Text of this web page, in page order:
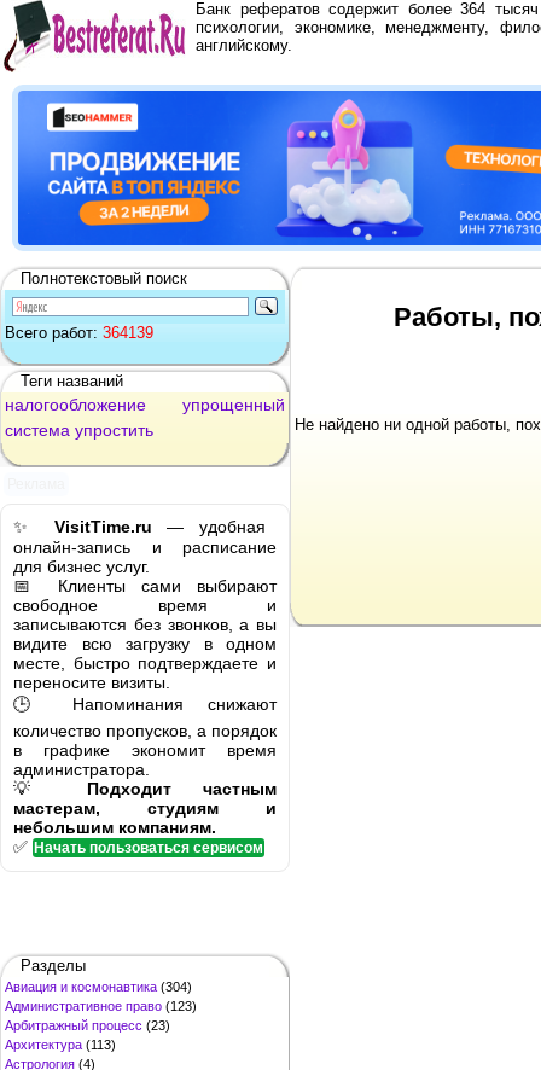
Банк рефератов содержит более 364
психологии, экономике, менеджменту,
английскому.
Полнотекстовый поиск
Всего работ: 364139
Теги названий
налогообложение
упрощенный
система упростить
✨ VisitTime.ru — удобная
онлайн-запись и расписание
для бизнес услуг.
📅 Клиенты сами выбирают
свободное время и
записываются без звонков, а вы
видите всю загрузку в одном
месте, быстро подтверждаете и
переносите визиты.
🕒 Напоминания снижают
количество пропусков, а порядок
в графике экономит время
администратора.
💡 Подходит частным
мастерам, студиям и
небольшим компаниям.
✅ Начать пользоваться сервисом
Разделы
Авиация и космонавтика (304)
Административное право (123)
Арбитражный процесс (23)
Архитектура (113)
Астрология (4)
Работы,
Не найдено ни одной работы,